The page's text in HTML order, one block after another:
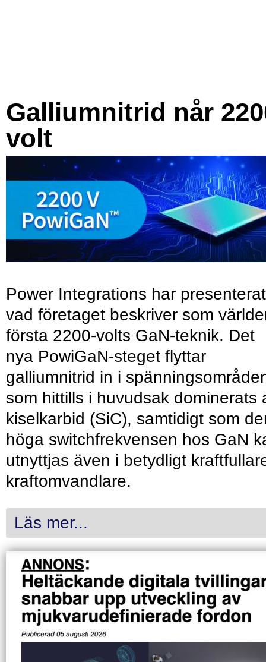
Galliumnitrid når
volt
Power Integrations har presenterat
vad företaget beskriver som
första 2200-volts GaN-teknik. Det
nya PowiGaN-steget flyttar
galliumnitrid in i
som hittills i huvudsak dominerats
kiselkarbid (SiC), samtidigt som
höga switchfrekvensen hos GaN
utnyttjas även i betydligt
kraftomvandlare.
Läs mer...